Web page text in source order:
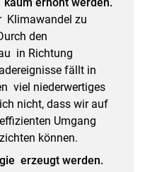
Klimawandel zu
den
in Richtung
fällt in
viel niederwertiges
nicht, dass wir auf
Umgang
können.
erzeugt werden.